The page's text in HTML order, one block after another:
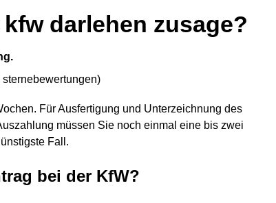
darlehen zusage?
sternebewertungen)
Für Ausfertigung und Unterzeichnung des
müssen Sie noch einmal eine bis zwei
Fall.
bei der KfW?